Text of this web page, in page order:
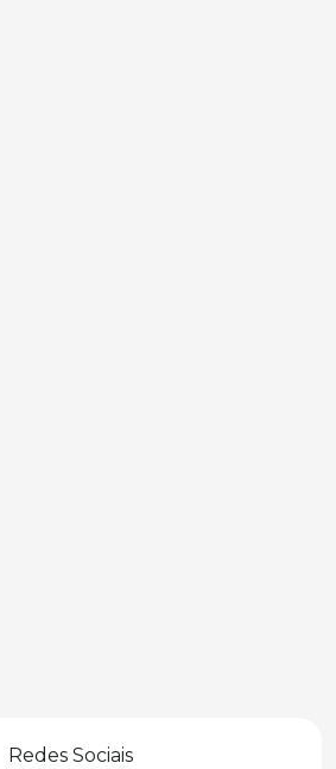
Redes Sociais